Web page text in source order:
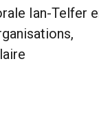
Ian-Telfer